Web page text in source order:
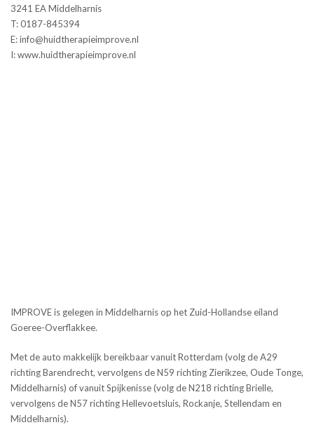
3241 EA Middelharnis
T: 0187-845394
E: info@huidtherapieimprove.nl
I: www.huidtherapieimprove.nl
IMPROVE is gelegen in Middelharnis op het Zuid-Hollandse eiland
Goeree-Overflakkee.
Met de auto makkelijk bereikbaar vanuit Rotterdam (volg de A29
richting Barendrecht, vervolgens de N59 richting Zierikzee, Oude Tonge,
Middelharnis) of vanuit Spijkenisse (volg de N218 richting Brielle,
vervolgens de N57 richting Hellevoetsluis, Rockanje, Stellendam en
Middelharnis).